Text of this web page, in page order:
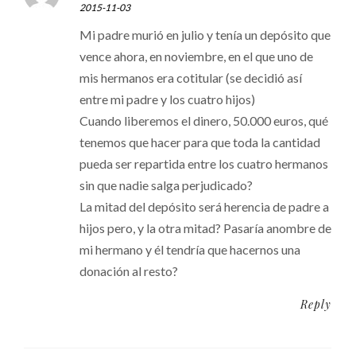
2015-11-03
Mi padre murió en julio y tenía un depósito que
vence ahora, en noviembre, en el que uno de
mis hermanos era cotitular (se decidió así
entre mi padre y los cuatro hijos)
Cuando liberemos el dinero, 50.000 euros, qué
tenemos que hacer para que toda la cantidad
pueda ser repartida entre los cuatro hermanos
sin que nadie salga perjudicado?
La mitad del depósito será herencia de padre a
hijos pero, y la otra mitad? Pasaría anombre de
mi hermano y él tendría que hacernos una
donación al resto?
Reply